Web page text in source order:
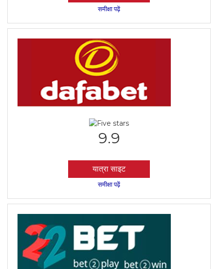
समीक्षा पढ़ें
9.9
यात्रा साइट
समीक्षा पढ़ें